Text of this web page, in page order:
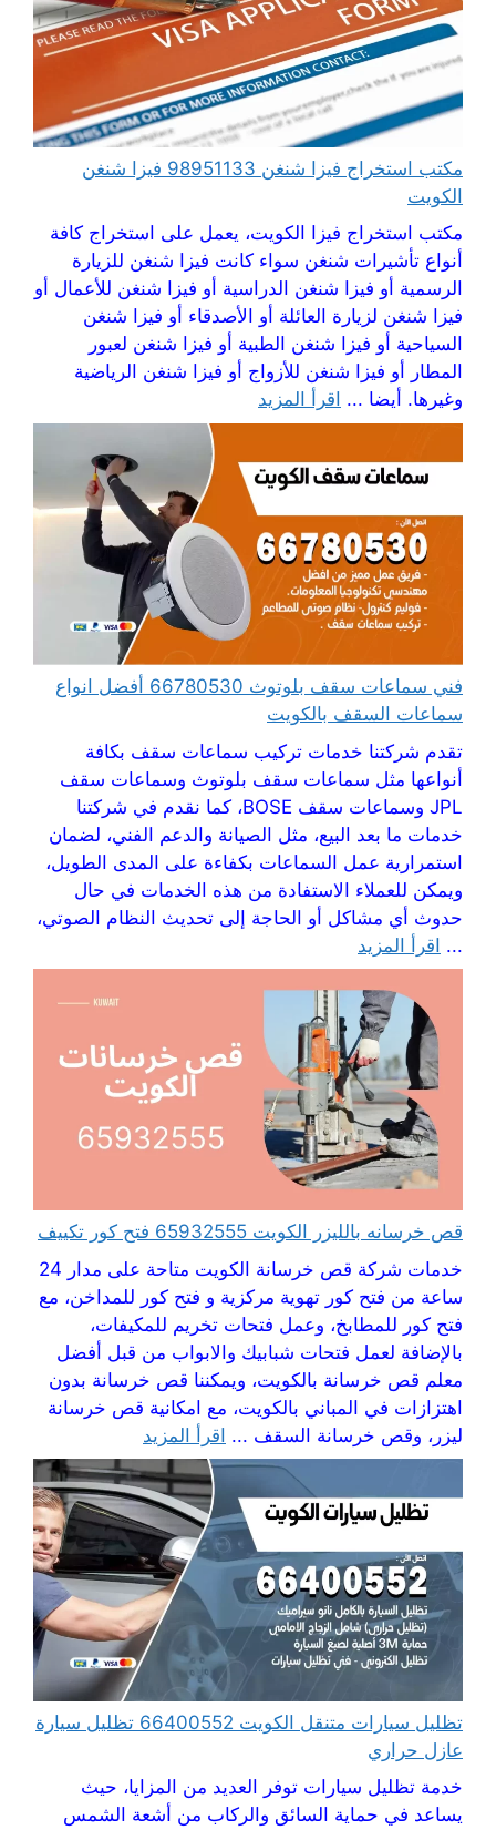
مكتب استخراج فيزا شنغن 98951133 فيزا شنغن
الكويت
مكتب استخراج فيزا الكويت، يعمل على استخراج كافة
أنواع تأشيرات شنغن سواء كانت فيزا شنغن للزيارة
الرسمية أو فيزا شنغن الدراسية أو فيزا شنغن للأعمال أو
فيزا شنغن لزيارة العائلة أو الأصدقاء أو فيزا شنغن
السياحية أو فيزا شنغن الطبية أو فيزا شنغن لعبور
المطار أو فيزا شنغن للأزواج أو فيزا شنغن الرياضية
وغيرها. أيضا ... اقرأ المزيد
فني سماعات سقف بلوتوث 66780530 أفضل انواع
سماعات السقف بالكويت
تقدم شركتنا خدمات تركيب سماعات سقف بكافة
أنواعها مثل سماعات سقف بلوتوث وسماعات سقف
JPL وسماعات سقف BOSE، كما نقدم في شركتنا
خدمات ما بعد البيع، مثل الصيانة والدعم الفني، لضمان
استمرارية عمل السماعات بكفاءة على المدى الطويل،
ويمكن للعملاء الاستفادة من هذه الخدمات في حال
حدوث أي مشاكل أو الحاجة إلى تحديث النظام الصوتي،
... اقرأ المزيد
قص خرسانه بالليزر الكويت 65932555 فتح كور تكييف
خدمات شركة قص خرسانة الكويت متاحة على مدار 24
ساعة من فتح كور تهوية مركزية و فتح كور للمداخن، مع
فتح كور للمطابخ، وعمل فتحات تخريم للمكيفات،
بالإضافة لعمل فتحات شبابيك والابواب من قبل أفضل
معلم قص خرسانة بالكويت، ويمكننا قص خرسانة بدون
اهتزازات في المباني بالكويت، مع امكانية قص خرسانة
ليزر، وقص خرسانة السقف ... اقرأ المزيد
تظليل سيارات متنقل الكويت 66400552 تظليل سيارة
عازل حراري
خدمة تظليل سيارات توفر العديد من المزايا، حيث
يساعد في حماية السائق والركاب من أشعة الشمس